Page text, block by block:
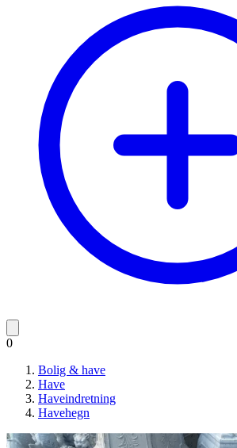
0
Bolig & have
Have
Haveindretning
Havehegn